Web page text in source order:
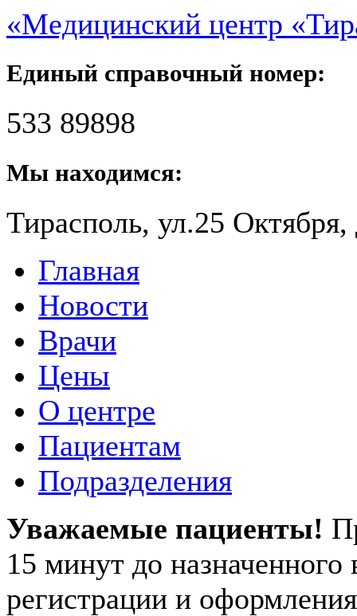
«Медицинский центр
Единый справочный номер:
533 89898
Мы находимся:
Тирасполь, ул.25 Октября,
Главная
Новости
Врачи
Цены
О центре
Пациентам
Подразделения
Уважаемые пациенты!
15 минут до
регистрации и